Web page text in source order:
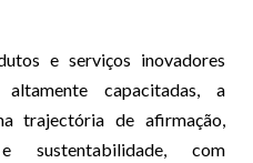
e serviços inovadores
capacitadas, a
trajectória de afirmação,
sustentabilidade, com